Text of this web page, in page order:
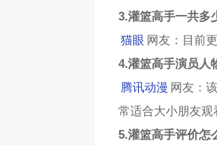
第89集
3.灌篮高手一共多
猫眼 网友：目前
4.灌篮高手演员人
腾讯动漫 网友：
常适合大小朋友观
5.灌篮高手评价怎